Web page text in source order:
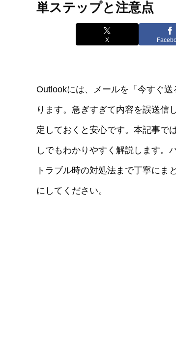
単ステップと注意点
X
Outlookには、メールを「今すぐ
ります。急ぎすぎて内容を誤送信
定しておくと安心です。本記事で
しでもわかりやすく解説します。
トラブル時の対処法まで丁寧に
にしてください。